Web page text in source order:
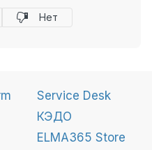
Нет
Service Desk
КЭДО
ELMA365 Store